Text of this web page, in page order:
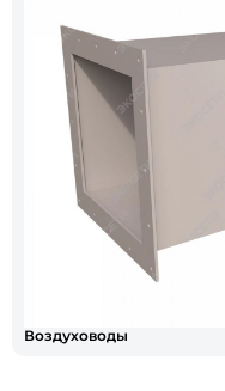
Воздуховоды